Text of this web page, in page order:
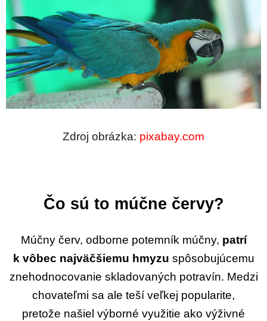
Zdroj obrázka: pixabay.com
Čo sú to múčne červy?
Múčny červ, odborne potemník múčny, patrí
k vôbec najväčšiemu hmyzu spôsobujúcemu
znehodnocovanie skladovaných potravín. Medzi
chovateľmi sa ale teší veľkej popularite,
pretože našiel výborné využitie ako výživné